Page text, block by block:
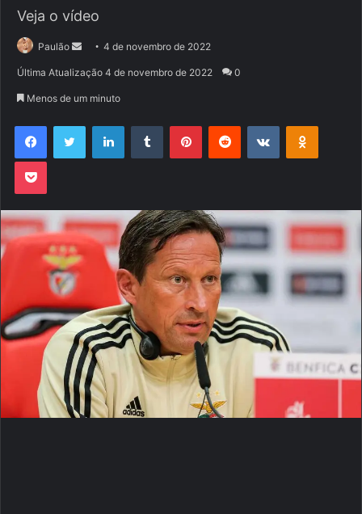
Veja o vídeo
Paulão
Mande
mail
4 de novembro de 2022
Última Atualização 4 de novembro de 2022 0
Menos de um minuto
FacebookTwitter LinkedinTumblr PinterestReddit VK OK
Pocket